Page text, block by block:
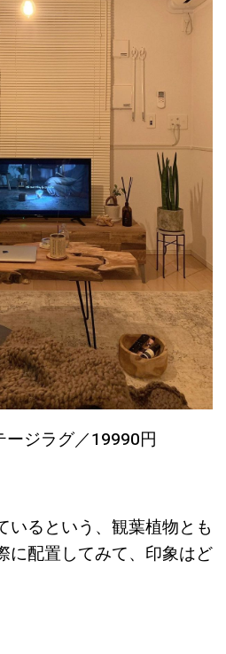
ジラグ／19990円
いるという、観葉植物とも
に配置してみて、印象はど